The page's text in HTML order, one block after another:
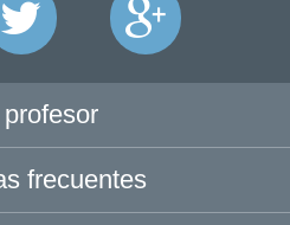
frecuentes